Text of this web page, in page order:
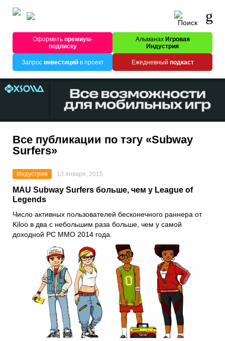
Оформитьпремиум-
подписку
Альманах Игровая
Индустрия
Запрос инвестицийв проект Ежедневный подкаст
Все публикации по тэгу «Subway
Surfers»
Индустрия 13 января, 2015
MAU Subway Surfers больше, чем у League of
Legends
Число активных пользователей бесконечного раннера от
Kiloo в два с небольшим раза больше, чем у самой
доходной PC MMO 2014 года.